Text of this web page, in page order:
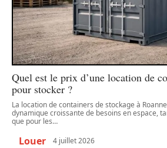
Quel est le prix d’une location de
pour stocker ?
La location de containers de stockage à
dynamique croissante de besoins en espace,
que pour les…
Louer 4 juillet 2026